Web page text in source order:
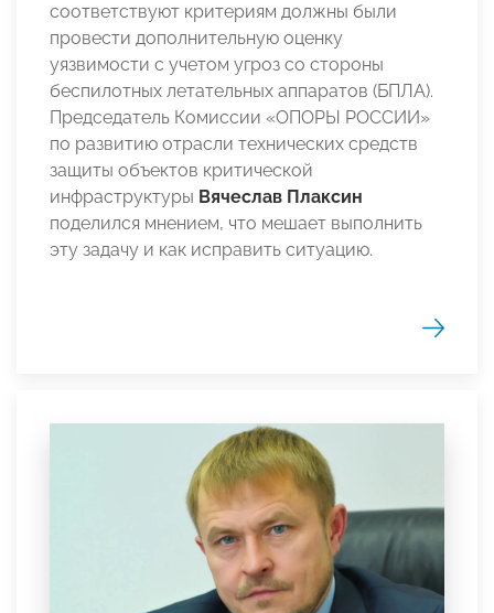
соответствуют критериям должны были
провести дополнительную оценку
уязвимости с учетом угроз со стороны
беспилотных летательных аппаратов (БПЛА).
Председатель Комиссии «ОПОРЫ РОССИИ»
по развитию отрасли технических средств
защиты объектов критической
инфраструктуры Вячеслав Плаксин
поделился мнением, что мешает выполнить
эту задачу и как исправить ситуацию.